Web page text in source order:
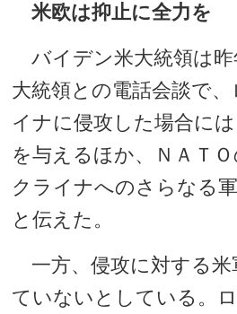
米欧は抑止に全力を
バイデン米大統領は昨
大統領との電話会談で
イナに侵攻した場合には
を与えるほか、ＮＡＴ
クライナへのさらなる
と伝えた。
一方、侵攻に対する米
ていないとしている。